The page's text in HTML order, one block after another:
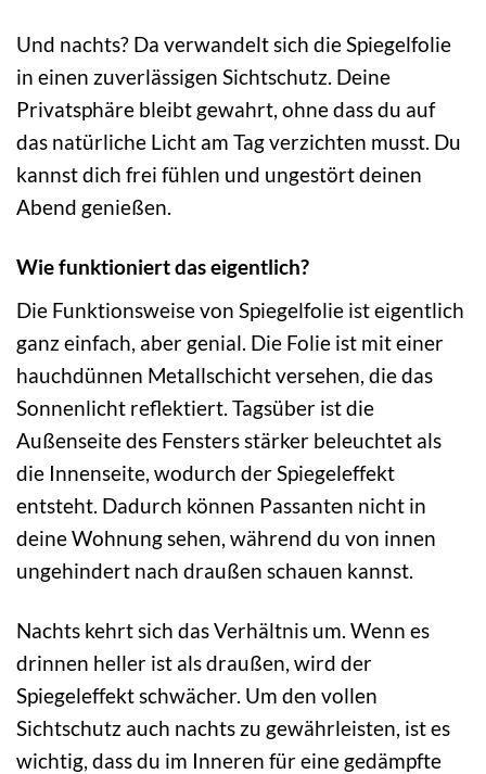
Und nachts? Da verwandelt sich die Spiegelfolie
in einen zuverlässigen Sichtschutz. Deine
Privatsphäre bleibt gewahrt, ohne dass du auf
das natürliche Licht am Tag verzichten musst. Du
kannst dich frei fühlen und ungestört deinen
Abend genießen.
Wie funktioniert das eigentlich?
Die Funktionsweise von Spiegelfolie ist eigentlich
ganz einfach, aber genial. Die Folie ist mit einer
hauchdünnen Metallschicht versehen, die das
Sonnenlicht reflektiert. Tagsüber ist die
Außenseite des Fensters stärker beleuchtet als
die Innenseite, wodurch der Spiegeleffekt
entsteht. Dadurch können Passanten nicht in
deine Wohnung sehen, während du von innen
ungehindert nach draußen schauen kannst.
Nachts kehrt sich das Verhältnis um. Wenn es
drinnen heller ist als draußen, wird der
Spiegeleffekt schwächer. Um den vollen
Sichtschutz auch nachts zu gewährleisten, ist es
wichtig, dass du im Inneren für eine gedämpfte